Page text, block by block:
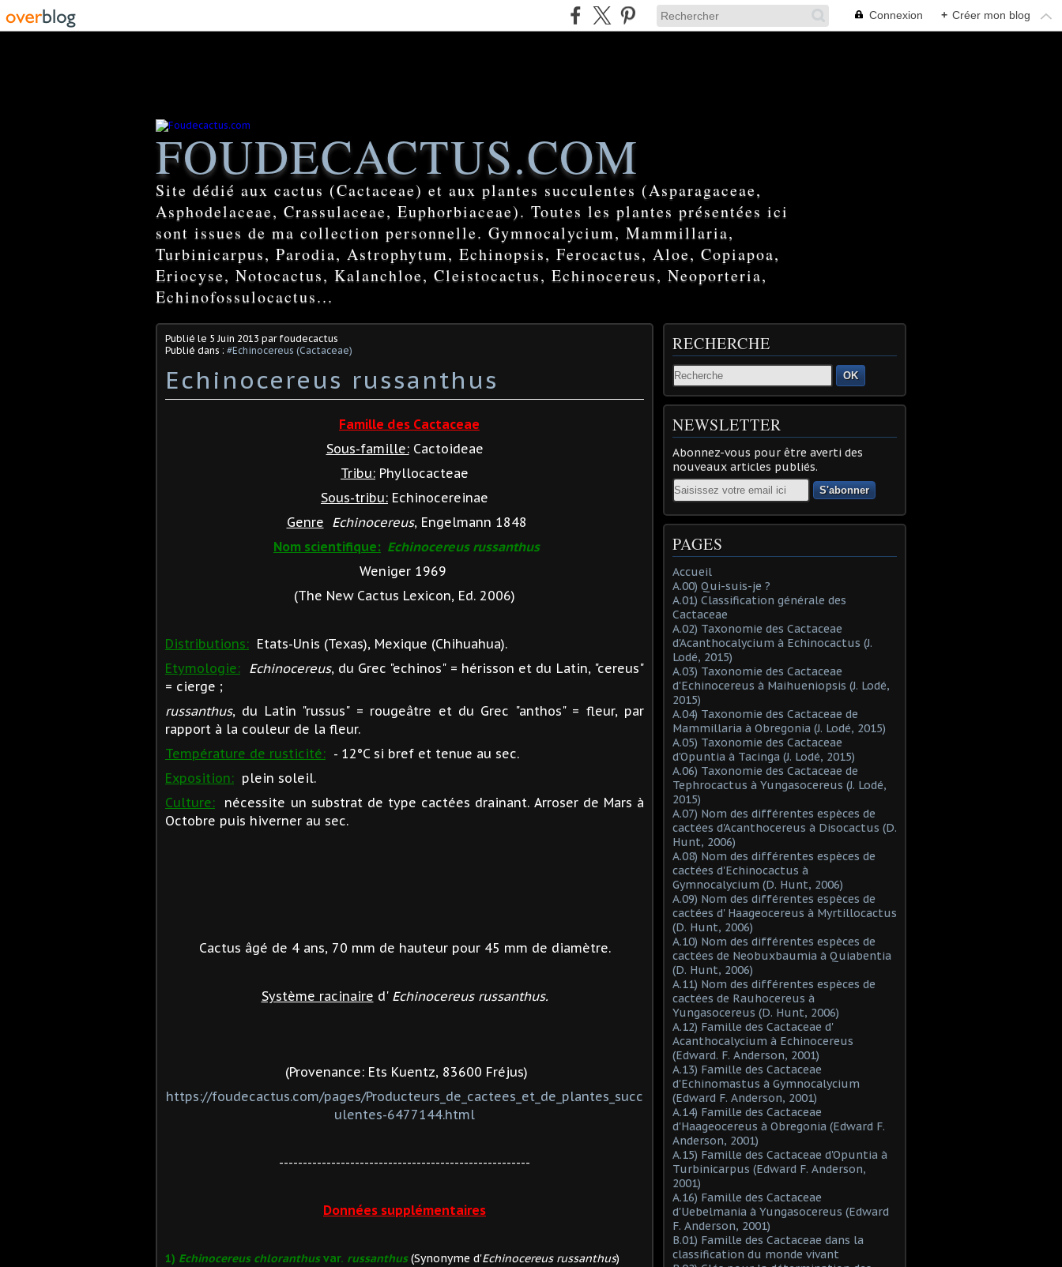
Connexion + Créer mon blog
FOUDECACTUS.COM
Site dédié aux cactus (Cactaceae) et aux plantes succulentes (Asparagaceae,
Asphodelaceae, Crassulaceae, Euphorbiaceae). Toutes les plantes présentées ici
sont issues de ma collection personnelle. Gymnocalycium, Mammillaria,
Turbinicarpus, Parodia, Astrophytum, Echinopsis, Ferocactus, Aloe, Copiapoa,
Eriocyse, Notocactus, Kalanchloe, Cleistocactus, Echinocereus, Neoporteria,
Echinofossulocactus...
Publié le 5 Juin 2013 par foudecactus
Publié dans : #Echinocereus (Cactaceae)
Echinocereus russanthus
Famille des Cactaceae
Sous-famille:Cactoideae
Tribu: Phyllocacteae
Sous-tribu: Echinocereinae
Genre Echinocereus, Engelmann 1848
Nom scientifique: Echinocereus russanthus
Weniger 1969
(The New Cactus Lexicon, Ed. 2006)
Distributions: Etats-Unis (Texas), Mexique (Chihuahua).
Etymologie: Echinocereus, du Grec "echinos" = hérisson et du Latin, "cereus"
= cierge ;
russanthus, du Latin "russus" = rougeâtre et du Grec "anthos" = fleur, par
rapport à la couleur de la fleur.
Température de rusticité: - 12°C si bref et tenue au sec.
Exposition: plein soleil.
Culture:
nécessite un substrat de type cactées drainant. Arroser de Mars à
Octobre puis hiverner au sec.
Cactus âgé de 4 ans, 70 mm de hauteur pour 45 mm de diamètre.
Système racinaire d' Echinocereus russanthus.
(Provenance: Ets Kuentz, 83600 Fréjus)
https://foudecactus.com/pages/Producteurs_de_cactees_et_de_plantes_succ
ulentes-6477144.html
-----------------------------------------------------
Données supplémentaires
1) Echinocereus chloranthusvar. russanthus(Synonyme d'Echinocereus russanthus)
RECHERCHE
OK
NEWSLETTER
Abonnez-vous pour être averti des
nouveaux articles publiés.
Email
PAGES
Accueil
A.00) Qui-suis-je ?
A.01) Classification générale des
Cactaceae
A.02) Taxonomie des Cactaceae
d'Acanthocalycium à Echinocactus (J.
Lodé, 2015)
A.03) Taxonomie des Cactaceae
d'Echinocereus à Maihueniopsis (J. Lodé,
2015)
A.04) Taxonomie des Cactaceae de
Mammillaria à Obregonia (J. Lodé, 2015)
A.05) Taxonomie des Cactaceae
d'Opuntia à Tacinga (J. Lodé, 2015)
A.06) Taxonomie des Cactaceae de
Tephrocactus à Yungasocereus (J. Lodé,
2015)
A.07) Nom des différentes espèces de
cactées d'Acanthocereus à Disocactus (D.
Hunt, 2006)
A.08) Nom des différentes espèces de
cactées d'Echinocactus à
Gymnocalycium (D. Hunt, 2006)
A.09) Nom des différentes espèces de
cactées d' Haageocereus à Myrtillocactus
(D. Hunt, 2006)
A.10) Nom des différentes espèces de
cactées de Neobuxbaumia à Quiabentia
(D. Hunt, 2006)
A.11) Nom des différentes espèces de
cactées de Rauhocereus à
Yungasocereus (D. Hunt, 2006)
A.12) Famille des Cactaceae d'
Acanthocalycium à Echinocereus
(Edward. F. Anderson, 2001)
A.13) Famille des Cactaceae
d'Echinomastus à Gymnocalycium
(Edward F. Anderson, 2001)
A.14) Famille des Cactaceae
d'Haageocereus à Obregonia (Edward F.
Anderson, 2001)
A.15) Famille des Cactaceae d'Opuntia à
Turbinicarpus (Edward F. Anderson,
2001)
A.16) Famille des Cactaceae
d'Uebelmania à Yungasocereus (Edward
F. Anderson, 2001)
B.01) Famille des Cactaceae dans la
classification du monde vivant